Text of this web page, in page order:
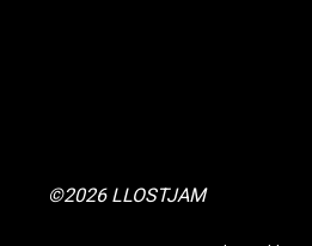
©2026 LLOSTJAM